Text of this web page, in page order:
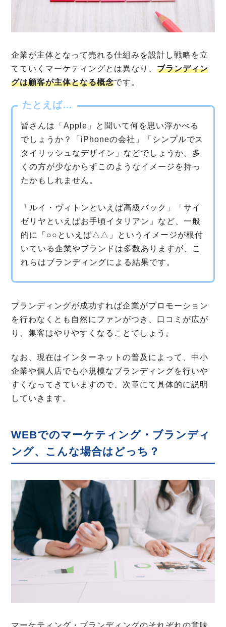
企業が主体となって売れる仕組みを設計し戦略を立
てていくマーケティングとは異なり、 ブランディン
グは顧客が主体となる概念です。
たとえば…
皆さんは「Apple」と聞いて何を思い浮かべる
でしょうか？「iPhoneの会社」「シンプルでス
タイリッシュなデザイン」などでしょうか。多
くの方が少なからずこのようなイメージを持っ
たかもしれません。
「ルイ・ヴィトンといえば高級バック」「サイ
ゼリヤといえばお手頃イタリアン」など、一般
的に「○○といえば△△」というイメージが根付
いている企業やブランドは多数ありますが、こ
れらはブランディングによる結果です。
ブランディングが成功すれば企業がプロモーション
を行わなくとも自然にファンがつき、口コミが広が
り、集客はやりやすくなることでしょう。
なお、現在はインターネットの普及によって、中小
企業や個人店でも小規模なブランディングを行いや
すくなってきていますので、次章にて具体的に説明
していきます。
WEBでのマーケティング・ブランディ
ング、こんな場合はどっち？
マーケティング・ブランディングのそれぞれの意味